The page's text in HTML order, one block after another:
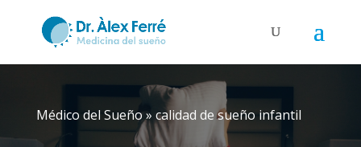
Médico del Sueño» calidad de sueño infantil